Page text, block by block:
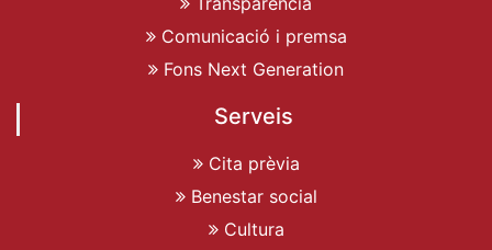
Comunicació i premsa
Fons Next Generation
Serveis
Cita prèvia
Benestar social
Cultura